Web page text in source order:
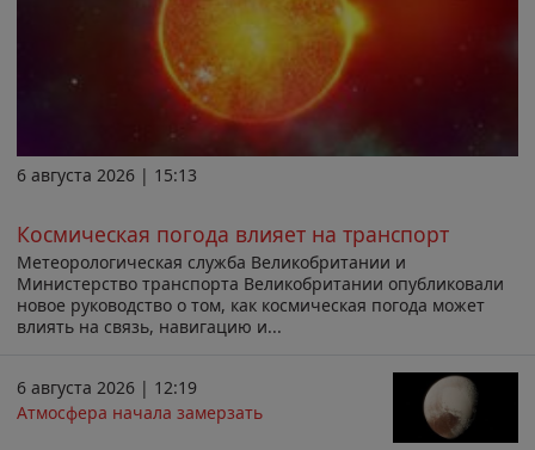
6 августа 2026 | 15:13
Космическая погода влияет на транспорт
Метеорологическая служба Великобритании и
Министерство транспорта Великобритании опубликовали
новое руководство о том, как космическая погода может
влиять на связь, навигацию и...
6 августа 2026 | 12:19
Атмосфера начала замерзать